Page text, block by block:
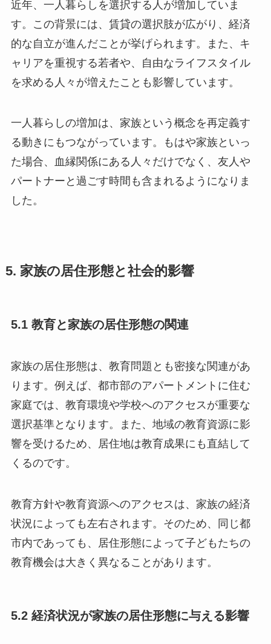
す。この背景には、賃貸の選択肢が広がり、経済
的な自立が進んだことが挙げられます。また、キ
ャリアを重視する若者や、自由なライフスタイル
を求める人々が増えたことも影響しています。
一人暮らしの増加は、家族という概念を再定義す
る動きにもつながっています。もはや家族といっ
た場合、血縁関係にある人々だけでなく、友人や
パートナーと過ごす時間も含まれるようになりま
した。
5. 家族の居住形態と社会的影響
5.1 教育と家族の居住形態の関連
家族の居住形態は、教育問題とも密接な関連があ
ります。例えば、都市部のアパートメントに住む
家庭では、教育環境や学校へのアクセスが重要な
選択基準となります。また、地域の教育資源に影
響を受けるため、居住地は教育成果にも直結して
くるのです。
教育方針や教育資源へのアクセスは、家族の経済
状況によっても左右されます。そのため、同じ都
市内であっても、居住形態によって子どもたちの
教育機会は大きく異なることがあります。
5.2 経済状況が家族の居住形態に与える影響